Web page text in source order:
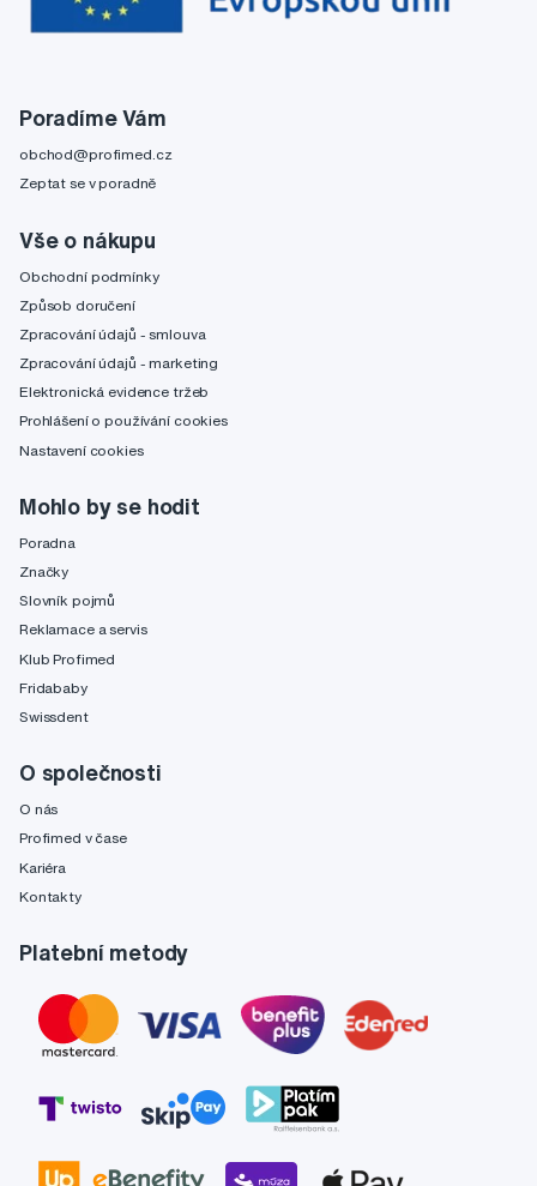
Poradíme Vám
obchod@profimed.cz
Zeptat se v poradně
Vše o nákupu
Obchodní podmínky
Způsob doručení
Zpracování údajů - smlouva
Zpracování údajů - marketing
Elektronická evidence tržeb
Prohlášení o používání cookies
Nastavení cookies
Mohlo by se hodit
Poradna
Značky
Slovník pojmů
Reklamace a servis
Klub Profimed
Fridababy
Swissdent
O společnosti
O nás
Profimed v čase
Kariéra
Kontakty
Platební metody